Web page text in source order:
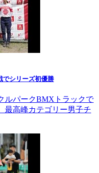
でシリーズ初優勝
ルパークBMXトラックで
最高峰カテゴリー男子チ